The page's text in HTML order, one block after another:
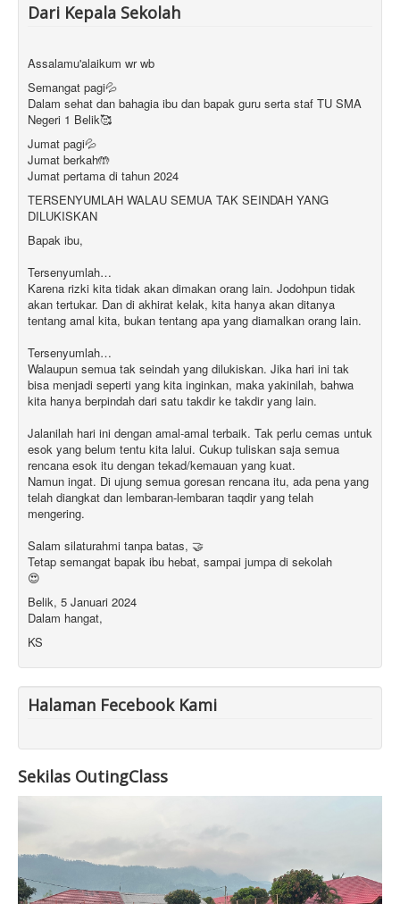
Dari Kepala Sekolah
Assalamu'alaikum wr wb
Semangat pagi💦
Dalam sehat dan bahagia ibu dan bapak guru serta staf TU SMA
Negeri 1 Belik🥰
Jumat pagi💦
Jumat berkah🤲
Jumat pertama di tahun 2024
TERSENYUMLAH WALAU SEMUA TAK SEINDAH YANG
DILUKISKAN
Bapak ibu,
Tersenyumlah…
Karena rizki kita tidak akan dimakan orang lain. Jodohpun tidak
akan tertukar. Dan di akhirat kelak, kita hanya akan ditanya
tentang amal kita, bukan tentang apa yang diamalkan orang lain.
Tersenyumlah…
Walaupun semua tak seindah yang dilukiskan. Jika hari ini tak
bisa menjadi seperti yang kita inginkan, maka yakinilah, bahwa
kita hanya berpindah dari satu takdir ke takdir yang lain.
Jalanilah hari ini dengan amal-amal terbaik. Tak perlu cemas untuk
esok yang belum tentu kita lalui. Cukup tuliskan saja semua
rencana esok itu dengan tekad/kemauan yang kuat.
Namun ingat. Di ujung semua goresan rencana itu, ada pena yang
telah diangkat dan lembaran-lembaran taqdir yang telah
mengering.
Salam silaturahmi tanpa batas, 🤝
Tetap semangat bapak ibu hebat, sampai jumpa di sekolah
😍
Belik, 5 Januari 2024
Dalam hangat,
KS
Halaman Fecebook Kami
Sekilas OutingClass